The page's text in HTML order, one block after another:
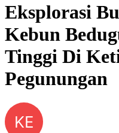
Eksplorasi
Kebun
Tinggi Di
Pegunungan
KE